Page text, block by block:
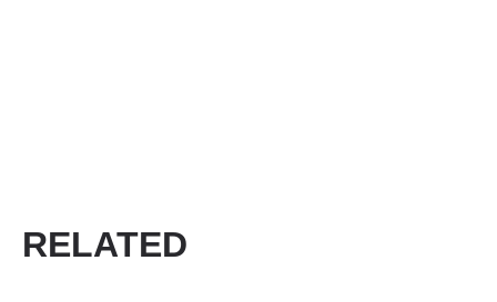
RELATED